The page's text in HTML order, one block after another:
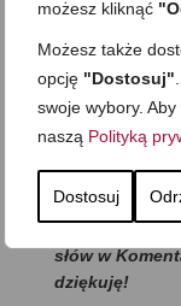
możesz kliknąć
Możesz także
opcję "Dostosuj"
swoje wybory.
naszą Polityką
Dostosuj
inne warianty,
innych
Smacznego:)
się… ze
Wyślij link do
słów w
dziękuję!